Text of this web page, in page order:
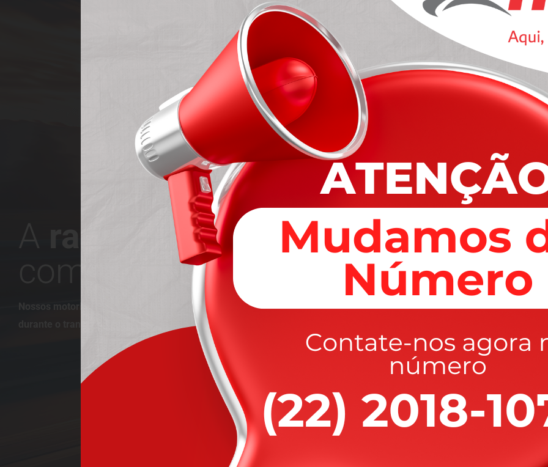
que você precisa,
com a qualidade que vocêmerece
Nossos motoristas são treinados para garantir a máxima segurança
durante o transporte, com rastreamento em tempo real.